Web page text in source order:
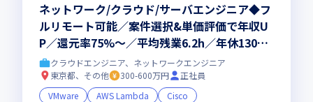
ネットワーク/クラウド/サーバエンジニア◆フ
ルリモート可能／案件選択&単価評価で年収U
P／還元率75%～／平均残業6.2h／年休130日
（※2025年03月時点）
クラウドエンジニア、ネットワークエンジニア
東京都、その他
300-600万円
正社員
VMware
AWS Lambda
Cisco